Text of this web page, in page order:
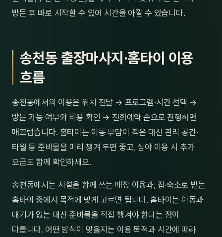
방문 후 바로 시작할 수 있어 시간을 아낄 수 있습니다.
송천동 출장마사지·홈타이 이용
흐름
송천동에서의 이용은 위치 전달 → 프로그램·시간 선택 →
방문 가능 여부와 비용 확인 → 전화예약 순으로 진행하면
매끄럽습니다. 홈타이는 이동 부담이 적은 대신 관리 공간·
타월 등 준비물을 미리 챙겨 두면 좋고, 심야 이용 시 추가
요금도 함께 확인하세요.
송천동에서는 시설을 함께 쓰는 매장 이용과, 집·숙소로 받는
홈타이 중에서 목적에 맞게 고르면 됩니다. 홈타이는 이동과
대기가 없는 대신 준비물을 직접 챙겨야 한다는 점이
다릅니다. 어떤 방식이 맞을지는 이용 목적과 시간에 따라